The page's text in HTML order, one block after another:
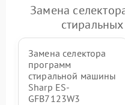
Замена
Замена селектора
программ
стиральной машины
Sharp ES-
GFB7123W3